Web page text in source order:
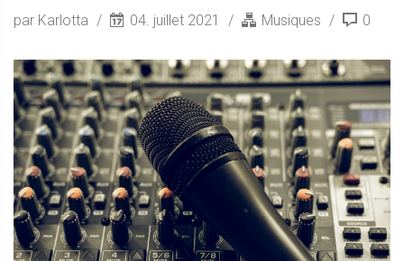
par Karlotta 04. juillet 2021 Musiques 0